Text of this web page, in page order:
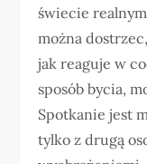
świecie
można
jak reaguje w
sposób bycia,
Spotkanie jest
tylko z drugą